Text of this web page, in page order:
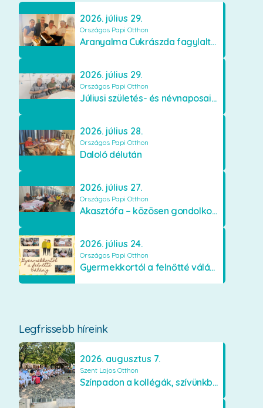
2026. július 29.
Országos Papi Otthon
Aranyalma Cukrászda fagylaltos meglepetés
2026. július 29.
Országos Papi Otthon
Júliusi születés- és névnaposaink
2026. július 28.
Országos Papi Otthon
Daloló délután
2026. július 27.
Országos Papi Otthon
Akasztófa – közösen gondolkodva
2026. július 24.
Országos Papi Otthon
Gyermekkortól a felnőtté válásig
Legfrissebb híreink
2026. augusztus 7.
Szent Lajos Otthon
Színpadon a kollégák, szívünkben a lakók